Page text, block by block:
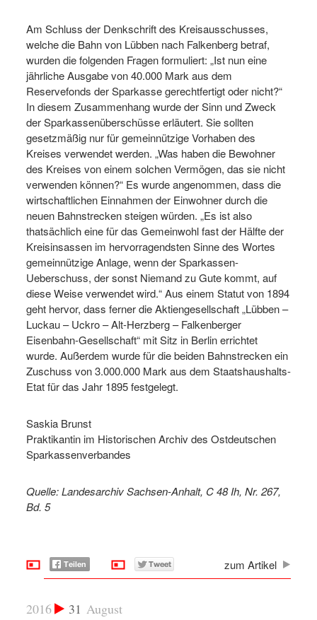
Am Schluss der Denkschrift des Kreisausschusses,
welche die Bahn von Lübben nach Falkenberg betraf,
wurden die folgenden Fragen formuliert: „Ist nun eine
jährliche Ausgabe von 40.000 Mark aus dem
Reservefonds der Sparkasse gerechtfertigt oder nicht?“
In diesem Zusammenhang wurde der Sinn und Zweck
der Sparkassenüberschüsse erläutert. Sie sollten
gesetzmäßig nur für gemeinnützige Vorhaben des
Kreises verwendet werden. „Was haben die Bewohner
des Kreises von einem solchen Vermögen, das sie nicht
verwenden können?“ Es wurde angenommen, dass die
wirtschaftlichen Einnahmen der Einwohner durch die
neuen Bahnstrecken steigen würden. „Es ist also
thatsächlich eine für das Gemeinwohl fast der Hälfte der
Kreisinsassen im hervorragendsten Sinne des Wortes
gemeinnützige Anlage, wenn der Sparkassen-
Ueberschuss, der sonst Niemand zu Gute kommt, auf
diese Weise verwendet wird.“ Aus einem Statut von 1894
geht hervor, dass ferner die Aktiengesellschaft „Lübben –
Luckau – Uckro – Alt-Herzberg – Falkenberger
Eisenbahn-Gesellschaft“ mit Sitz in Berlin errichtet
wurde. Außerdem wurde für die beiden Bahnstrecken ein
Zuschuss von 3.000.000 Mark aus dem Staatshaushalts-
Etat für das Jahr 1895 festgelegt.
Saskia Brunst
Praktikantin im Historischen Archiv des Ostdeutschen
Sparkassenverbandes
Quelle: Landesarchiv Sachsen-Anhalt, C 48 Ih, Nr. 267,
Bd. 5
zum Artikel
31 August
2016